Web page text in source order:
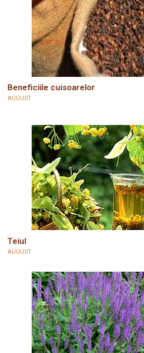
Beneficiile cuisoarelor
AUGUST
Teiul
AUGUST